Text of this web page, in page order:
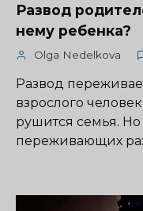
Развод
нему ребенка?
Olga Nedelkova
Развод
взрослого
рушится семья.
переживающих